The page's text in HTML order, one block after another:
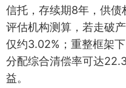
信托，存续期8年，供债
评估机构测算，若走破
仅约3.02%；重整框架
分配综合清偿率可达
益。